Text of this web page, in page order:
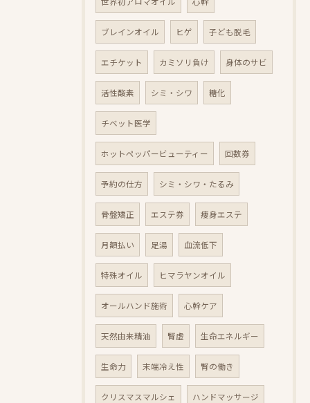
ブレインオイル ヒゲ 子ども脱毛
エチケット カミソリ負け 身体のサビ
活性酸素 シミ・シワ 糖化
チベット医学
ホットペッパービューティー 回数券
予約の仕方 シミ・シワ・たるみ
骨盤矯正 エステ券 痩身エステ
月額払い 足湯 血流低下
特殊オイル ヒマラヤンオイル
オールハンド施術 心幹ケア
天然由来精油 腎虚 生命エネルギー
生命力 末端冷え性 腎の働き
クリスマスマルシェ ハンドマッサージ